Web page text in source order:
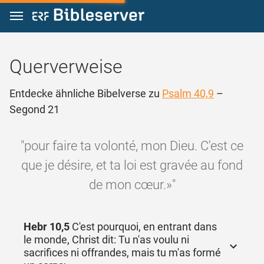
Zum Inhalt springen
Querverweise
Entdecke ähnliche Bibelverse zu Psalm 40,9 –
Segond 21
"pour faire ta volonté, mon Dieu. C'est ce
que je désire, et ta loi est gravée au fond
de mon cœur.»"
Hebr 10,5 C'est pourquoi, en entrant dans
le monde, Christ dit: Tu n'as voulu ni
sacrifices ni offrandes, mais tu m'as formé